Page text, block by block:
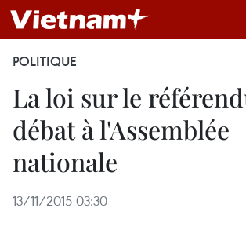
POLITIQUE
La loi sur le
débat à l'Assemblée
nationale
13/11/2015 03:30